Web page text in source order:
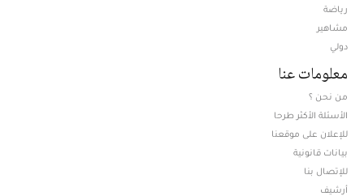
رياضة
مشاهير
دولي
معلومات عنا
من نحن ؟
الأسئلة الأكثر طرحا
للإعلان على موقعنا
بيانات قانونية
للإتصال بنا
أرشيف